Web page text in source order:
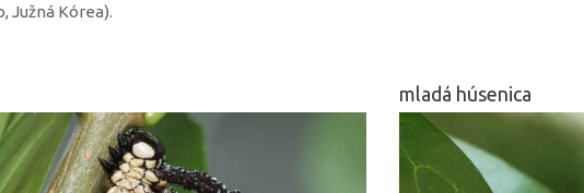
Južná Kórea).
mladá húsenica